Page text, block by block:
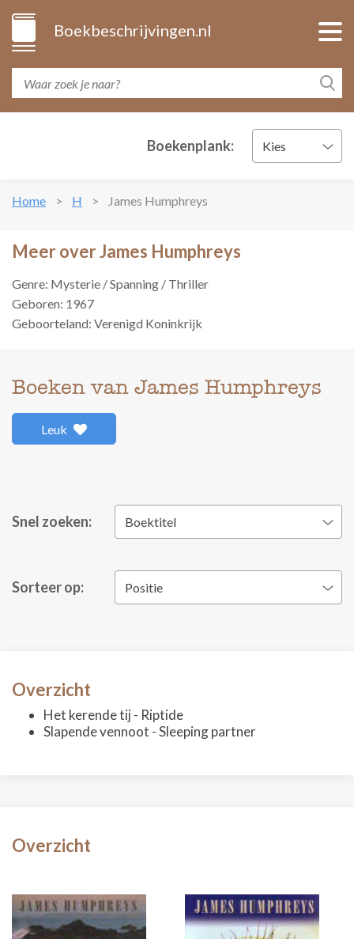
Boekbeschrijvingen.nl
Boekenplank: Kies
Home H James Humphreys
Meer over James Humphreys
Genre: Mysterie / Spanning / Thriller
Geboren: 1967
Geboorteland: Verenigd Koninkrijk
Boeken van James Humphreys
Leuk
Snel zoeken: Boektitel
Sorteer op: Positie
Overzicht
Het kerende tij - Riptide
Slapende vennoot - Sleeping partner
Overzicht